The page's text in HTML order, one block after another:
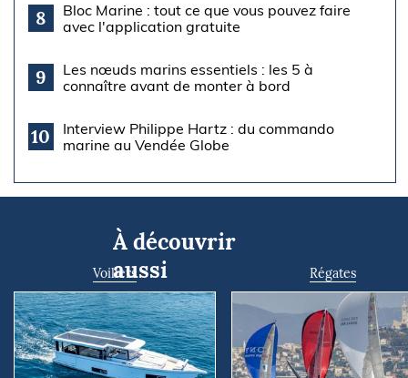
8
Bloc Marine : tout ce que vous pouvez faire
avec l'application gratuite
9
Les nœuds marins essentiels : les 5 à
connaître avant de monter à bord
10
Interview Philippe Hartz : du commando
marine au Vendée Globe
À découvrir
aussi
Voiliers Régates